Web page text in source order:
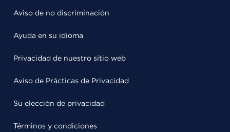
Aviso de no discriminación
Ayuda en su idioma
Privacidad de nuestro sitio web
Aviso de Prácticas de Privacidad
Su elección de privacidad
Términos y condiciones